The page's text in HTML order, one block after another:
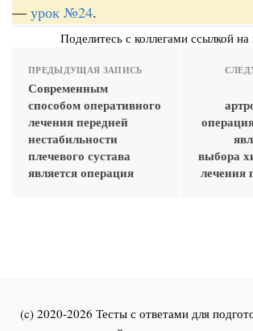
— урок №24.
Поделитесь с коллегами ссылкой
ПРЕДЫДУЩАЯ ЗАПИСЬ
Современным
способом оперативного
лечения передней
нестабильности
плечевого сустава
является операция
выбора
лечения
(c) 2020-2026 Тесты с ответами для